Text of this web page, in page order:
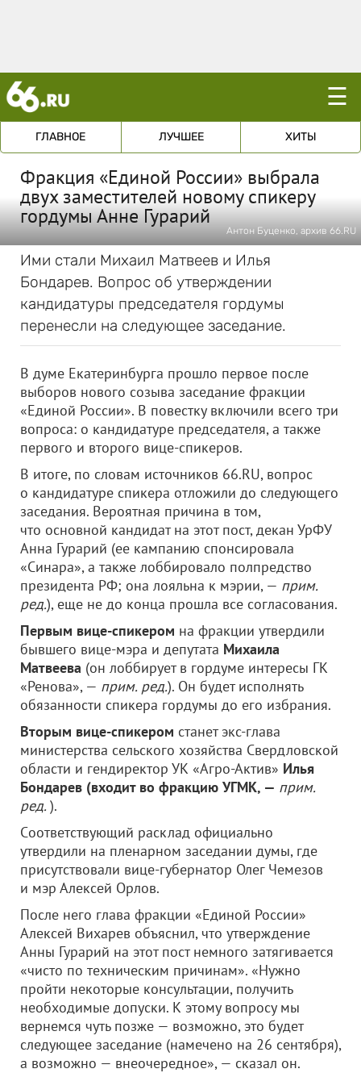
☰
ГЛАВНОЕ ЛУЧШЕЕ ХИТЫ
Фракция «Единой России» выбрала
двух заместителей новому спикеру
гордумы Анне Гурарий
Антон Буценко, архив 66.RU
Ими стали Михаил Матвеев и Илья
Бондарев. Вопрос об утверждении
кандидатуры председателя гордумы
перенесли на следующее заседание.
В думе Екатеринбурга прошло первое после
выборов нового созыва заседание фракции
«Единой России». В повестку включили всего три
вопроса: о кандидатуре председателя, а также
первого и второго вице-спикеров.
В итоге, по словам источников 66.RU, вопрос
о кандидатуре спикера отложили до следующего
заседания. Вероятная причина в том,
что основной кандидат на этот пост, декан УрФУ
Анна Гурарий (ее кампанию спонсировала
«Синара», а также лоббировало полпредство
президента РФ; она лояльна к мэрии, — прим.
ред.), еще не до конца прошла все согласования.
Первым вице-спикером на фракции утвердили
бывшего вице-мэра и депутата Михаила
Матвеева (он лоббирует в гордуме интересы ГК
«Ренова», — прим. ред.). Он будет исполнять
обязанности спикера гордумы до его избрания.
Вторым вице-спикером станет экс-глава
министерства сельского хозяйства Свердловской
области и гендиректор УК «Агро-Актив» Илья
Бондарев (входит во фракцию УГМК, — прим.
ред. ).
Cоответствующий расклад официально
утвердили на пленарном заседании думы, где
присутствовали вице-губернатор Олег Чемезов
и мэр Алексей Орлов.
После него глава фракции «Единой России»
Алексей Вихарев объяснил, что утверждение
Анны Гурарий на этот пост немного затягивается
«чисто по техническим причинам». «Нужно
пройти некоторые консультации, получить
необходимые допуски. К этому вопросу мы
вернемся чуть позже — возможно, это будет
следующее заседание (намечено на 26 сентября),
а возможно — внеочередное», — сказал он.